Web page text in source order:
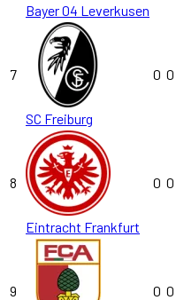
Bayer 04 Leverkusen
7
SC Freiburg
0 0
8
Eintracht Frankfurt
0 0
9 0 0